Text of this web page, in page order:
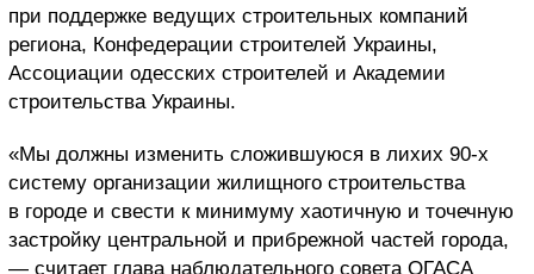
при поддержке ведущих строительных компаний
региона, Конфедерации строителей Украины,
Ассоциации одесских строителей и Академии
строительства Украины.
«Мы должны изменить сложившуюся в лихих 90-х
систему организации жилищного строительства
в городе и свести к минимуму хаотичную и точечную
застройку центральной и прибрежной частей города,
— считает глава наблюдательного совета ОГАСА